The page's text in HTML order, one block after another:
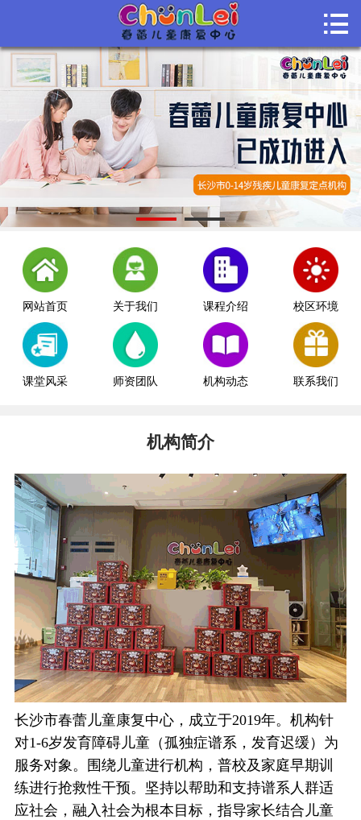
关于我们
课程介绍
课堂风采
师资团队
机构动态
联系我们

网站首页 关于我们 课程介绍 校区环境
课堂风采 师资团队 机构动态 联系我们
机构简介
长沙市春蕾儿童康复中心，成立于2019年。机构针
对1-6岁发育障碍儿童（孤独症谱系，发育迟缓）为
服务对象。围绕儿童进行机构，普校及家庭早期训
练进行抢救性干预。坚持以帮助和支持谱系人群适
应社会，融入社会为根本目标，指导家长结合儿童